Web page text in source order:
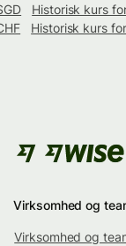
Historisk kurs
Historisk kurs
Virksomhed og
Virksomhed og